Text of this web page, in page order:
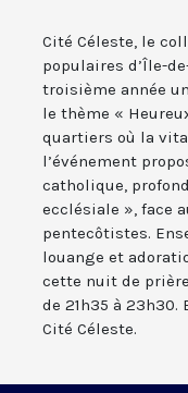
Cité Céleste, le
populaires d’Île-
troisième année
le thème «
quartiers où la
l’événement
catholique,
ecclésiale », face
pentecôtistes.
louange et
cette nuit de
de 21h35 à
Cité Céleste.